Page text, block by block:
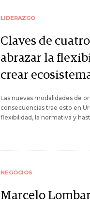
LIDERAZGO
Claves de
abrazar la
crear
Las nuevas modalidades de
consecuencias trae esto en
flexibilidad, la normativa y
NEGOCIOS
Marcelo